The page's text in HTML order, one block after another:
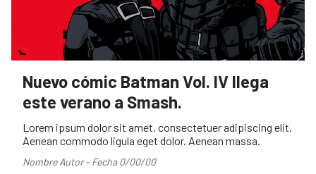
Nuevo cómic Batman Vol. IV llega
este verano a Smash.
Lorem ipsum dolor sit amet, consectetuer adipiscing elit.
Aenean commodo ligula eget dolor. Aenean massa.
Nombre Autor - Fecha 0/00/00